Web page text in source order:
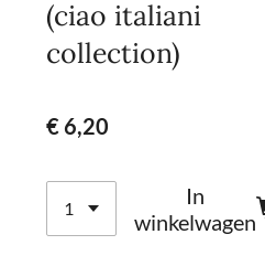
(ciao italiani
collection)
€ 6,20
In
winkelwagen